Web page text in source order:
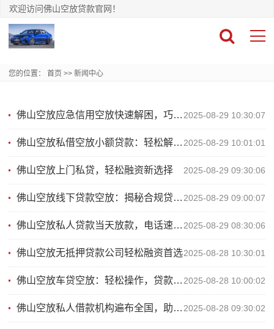
欢迎访问佛山空放贷款官网！
您的位置： 首页 >> 新闻中心
2025-08-29 10:30:07
佛山空放应急信用空放快速解困，巧借金融力量解燃眉之急
2025-08-29 10:01:01
佛山空放私借空放小额贷款：轻松解决资金周转难题
2025-08-29 09:30:06
佛山空放上门私贷，轻松融资新选择
2025-08-29 09:00:07
佛山空放线下贷款空放：揭秘合规贷款新趋势
2025-08-29 08:30:06
佛山空放私人贷款当天放款，电话速达高效办理
2025-08-28 10:30:01
佛山空放无抵押贷款公司轻松融资首选
2025-08-28 10:00:02
佛山空放车贷空放：轻松操作，贷款无忧新选择
2025-08-28 09:30:02
佛山空放私人借款机构遍布全国，助您轻松解决资金难题